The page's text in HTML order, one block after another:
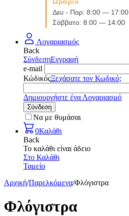
Δευ - Παρ: 8:00 — 17:00
Σάββατο: 8:00 — 14:00
Λογαριασμός
Back
ΣύνδεσηΕγγραφή
e-mail
ΚώδικόςΞεχάσατε τον Κωδικό;
Δημιουργήστε ένα Λογαριασμό
Σύνδεση
Να με θυμάσαι
0Καλάθι
Back
Το καλάθι είναι άδειο
Στο Καλάθι
Ταμείο
Αρχική/Παρελκόμενα/Φλόγιστρα
Φλόγιστρα